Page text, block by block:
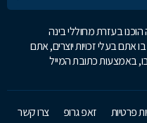
בעזרת מחוללי בינה
אתם בעלי זכויות יוצרים, אתם
באמצעות כתובת המייל
פרטיות זאפ גרופ צרו קשר